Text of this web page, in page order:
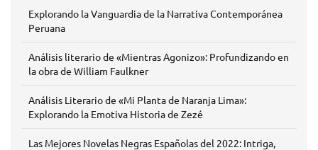
Explorando la Vanguardia de la Narrativa Contemporánea
Peruana
Análisis literario de «Mientras Agonizo»: Profundizando en
la obra de William Faulkner
Análisis Literario de «Mi Planta de Naranja Lima»:
Explorando la Emotiva Historia de Zezé
Las Mejores Novelas Negras Españolas del 2022: Intriga,